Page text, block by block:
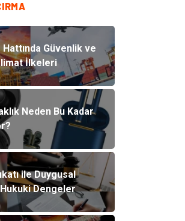
Güvenlik ve
İlkeleri
Neden Bu Kadar
ile Duygusal
Hukuki Dengeler